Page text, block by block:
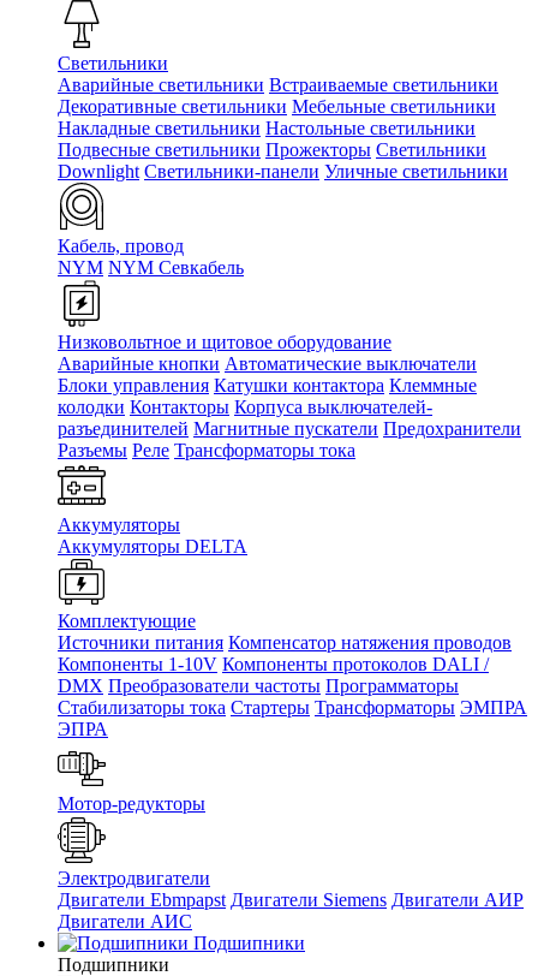
Светильники
Аварийные светильники Встраиваемые светильники
Декоративные светильники Мебельные светильники
Накладные светильники Настольные светильники
Подвесные светильники Прожекторы Светильники
Downlight Светильники-панели Уличные светильники
Кабель, провод
NYM NYM Севкабель
Низковольтное и щитовое оборудование
Аварийные кнопки Автоматические выключатели
Блоки управления Катушки контактора Клеммные
колодки Контакторы Корпуса выключателей-
разъединителей Магнитные пускатели Предохранители
Разъемы Реле Трансформаторы тока
Аккумуляторы
Аккумуляторы DELTA
Комплектующие
Источники питания Компенсатор натяжения проводов
Компоненты 1-10V Компоненты протоколов DALI /
DMX Преобразователи частоты Программаторы
Стабилизаторы тока Стартеры Трансформаторы ЭМПРА
ЭПРА
Мотор-редукторы
Электродвигатели
Двигатели Ebmpapst Двигатели Siemens Двигатели АИР
Двигатели АИС
Подшипники
Подшипники